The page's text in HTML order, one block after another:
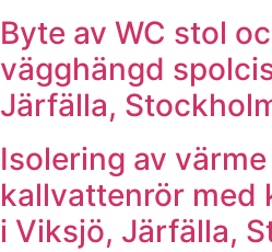
Byte av WC stol
vägghängd
Järfälla,
Isolering av
kallvattenrör med
i Viksjö, Järfälla,